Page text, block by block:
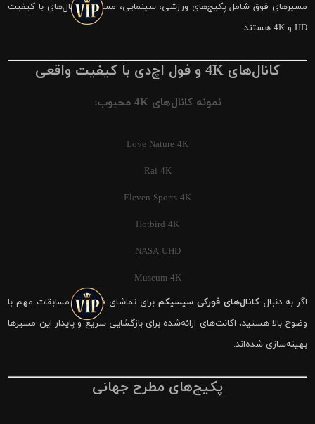
مسیرهای فوق شامل پکیج‌های ورزشی، سینمایی، مستند و کانال‌های با کیفیت
HD و 4K هستند.
کانال‌های 4K و فول اچ‌دی با کیفیت واقعی
نمونه کانال‌های 4K محبوب:
Love Nature 4K
Rai 4K
Eleven Sports 4K
Hotbird 4K
NASA UHD
Museum 4K
اگر به دنبال کانال‌های فورکی سیسیکمبرای تماشای فوتبال و مسابقات مهم با
وضوح بالا هستید، اکانت‌های ارائه‌شده برای بازگشایی سریع و پایدار این مسیرها
بهینه‌سازی شده‌اند.
پکیج‌های مطرح جهانی